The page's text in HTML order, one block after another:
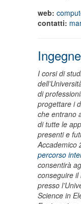
web:
contatti:
I corsi di
di
progettare i
che entrano
di tutte le
presenti e
Accademico
percorso
consentirà
conseguire
presso
Science in